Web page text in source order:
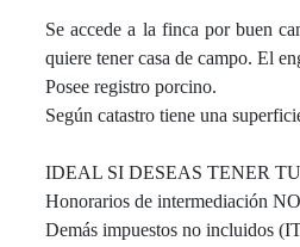
Se accede a la finca por buen
quiere tener casa de campo. El
Posee registro porcino.
Según catastro tiene una
IDEAL SI DESEAS TENER
Honorarios de intermediación
Demás impuestos no incluidos